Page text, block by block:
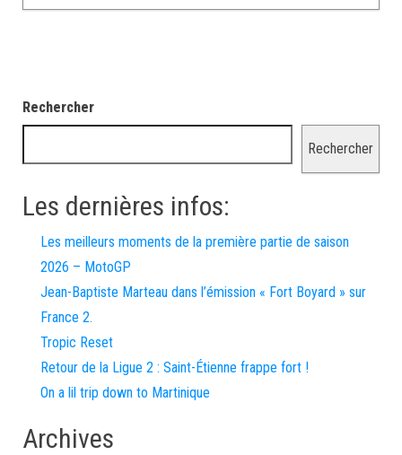
Rechercher
Rechercher
Les dernières infos:
Les meilleurs moments de la première partie de saison
2026 – MotoGP
Jean-Baptiste Marteau dans l’émission « Fort Boyard » sur
France 2.
Tropic Reset
Retour de la Ligue 2 : Saint-Étienne frappe fort !
On a lil trip down to Martinique
Archives